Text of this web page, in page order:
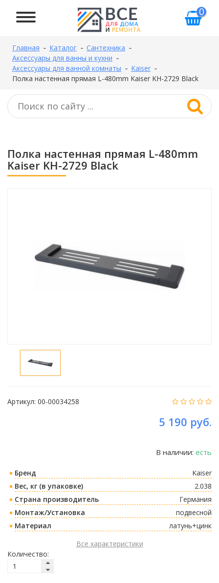
0
Главная Каталог
Сантехника
Аксессуары для ванны и кухни
Аксессуары для ванной комнаты
Kaiser
Полка настенная прямая L-480mm Kaiser KH-2729 Black
Полка настенная прямая L-480mm
Kaiser KH-2729 Black
Артикул: 00-00034258
5 190 руб.
В наличии: есть
Бренд
Kaiser
Вес, кг (в упаковке)
2.038
Страна производитель
Германия
Монтаж/Установка
подвесной
Материал
латунь+цинк
Все характеристики
Количество: